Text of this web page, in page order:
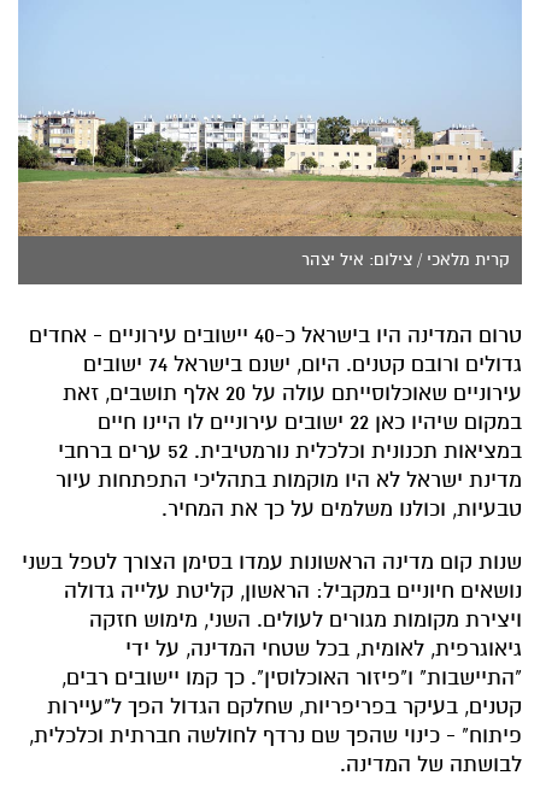
קרית מלאכי / צילום: איל יצהר
טרום המדינה היו בישראל כ-40 יישובים עירוניים - אחדים
גדולים ורובם קטנים. היום, ישנם בישראל 74 ישובים
עירוניים שאוכלוסייתם עולה על 20 אלף תושבים, זאת
במקום שיהיו כאן 22 ישובים עירוניים לו היינו חיים
במציאות תכנונית וכלכלית נורמטיבית. 52 ערים ברחבי
מדינת ישראל לא היו מוקמות בתהליכי התפתחות עיור
טבעיות, וכולנו משלמים על כך את המחיר.
שנות קום מדינה הראשונות עמדו בסימן הצורך לטפל בשני
נושאים חיוניים במקביל: הראשון, קליטת עלייה גדולה
ויצירת מקומות מגורים לעולים. השני, מימוש חזקה
גיאוגרפית, לאומית, בכל שטחי המדינה, על ידי
"התיישבות" ו"פיזור האוכלוסין". כך קמו יישובים רבים,
קטנים, בעיקר בפריפריות, שחלקם הגדול הפך ל"עיירות
פיתוח" - כינוי שהפך שם נרדף לחולשה חברתית וכלכלית,
לבושתה של המדינה.